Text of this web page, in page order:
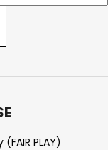
PLAY)